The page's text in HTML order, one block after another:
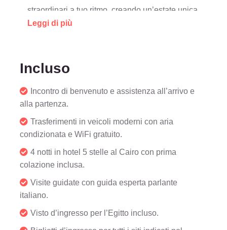
straordinari a tuo ritmo, creando un’estate unica
tra storia, cultura e paesaggi mozzafiato, che
Leggi di più
Incluso
Incontro di benvenuto e assistenza all’arrivo e
alla partenza.
Trasferimenti in veicoli moderni con aria
condizionata e WiFi gratuito.
4 notti in hotel 5 stelle al Cairo con prima
colazione inclusa.
Visite guidate con guida esperta parlante
italiano.
Visto d’ingresso per l’Egitto incluso.